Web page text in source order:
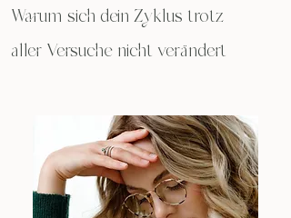
Warum sich dein Zyklus trotz
aller Versuche nicht verändert